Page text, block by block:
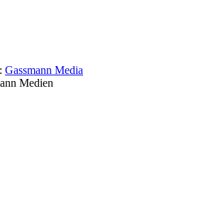
Gassmann Media
Medien